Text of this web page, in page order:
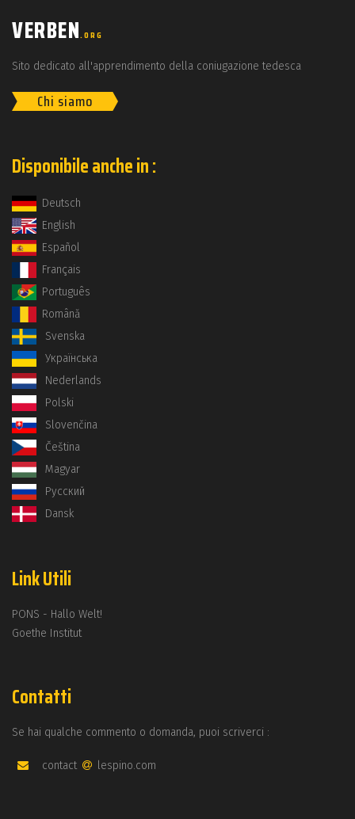
VERBEN.ORG
Sito dedicato all'apprendimento della coniugazione tedesca
Chi siamo
Disponibile anche in :
Deutsch
English
Español
Français
Português
Română
Svenska
Українська
Nederlands
Polski
Slovenčina
Čeština
Magyar
Русский
Dansk
Link Utili
PONS - Hallo Welt!
Goethe Institut
Contatti
Se hai qualche commento o domanda, puoi scriverci :
contact lespino.com